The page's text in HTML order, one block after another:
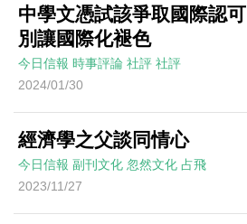
中學文憑試該爭取國際認可
別讓國際化褪色
今日信報 時事評論 社評 社評
2024/01/30
經濟學之父談同情心
今日信報 副刊文化 忽然文化 占飛
2023/11/27